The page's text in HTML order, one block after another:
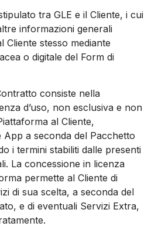
tra GLE e il Cliente, i cui
informazioni generali
Cliente stesso mediante
o digitale del Form di
consiste nella
d’uso, non esclusiva e non
al Cliente,
App a seconda del Pacchetto
i termini stabiliti dalle presenti
La concessione in licenza
permette al Cliente di
di sua scelta, a seconda del
e di eventuali Servizi Extra,